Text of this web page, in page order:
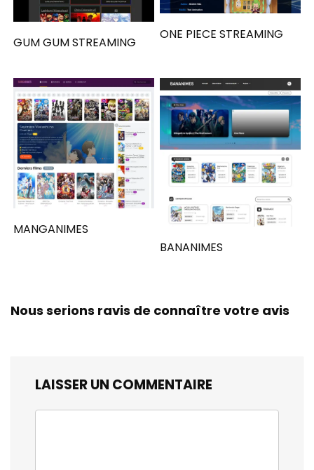
GUM GUM STREAMING
ONE PIECE STREAMING
MANGANIMES
BANANIMES
Nous serions ravis de connaître votre avis
LAISSER UN COMMENTAIRE